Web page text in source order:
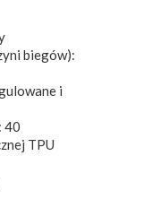
biegów):
i
40
TPU